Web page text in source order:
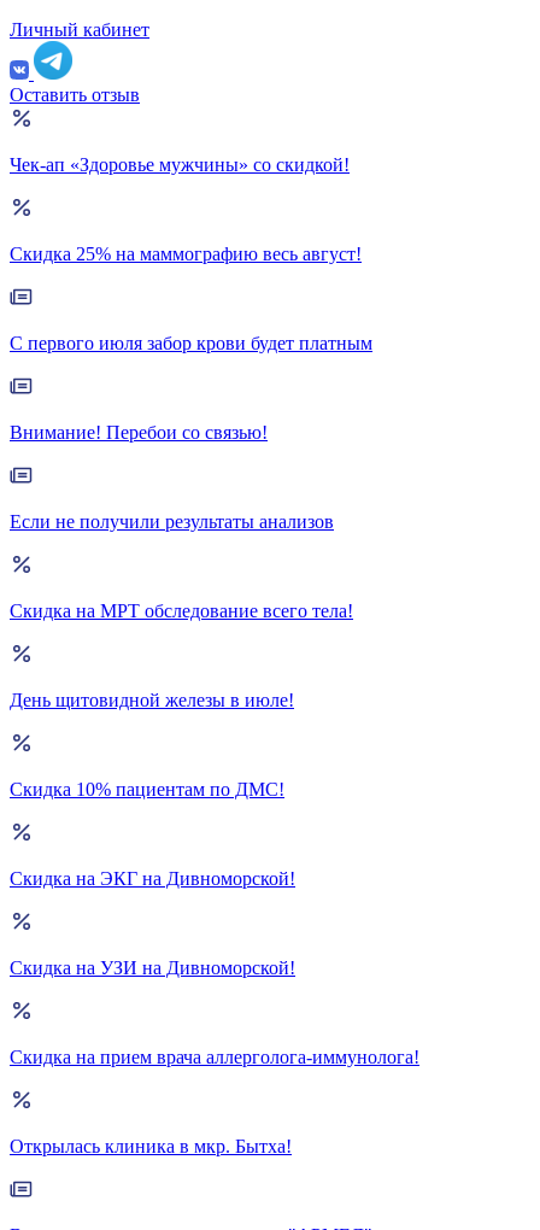
Личный кабинет
Оставить отзыв
Чек-ап «Здоровье мужчины» со скидкой!
Скидка 25% на маммографию весь август!
С первого июля забор крови будет платным
Внимание! Перебои со связью!
Если не получили результаты анализов
Скидка на МРТ обследование всего тела!
День щитовидной железы в июле!
Скидка 10% пациентам по ДМС!
Скидка на ЭКГ на Дивноморской!
Скидка на УЗИ на Дивноморской!
Скидка на прием врача аллерголога-иммунолога!
Открылась клиника в мкр. Бытха!